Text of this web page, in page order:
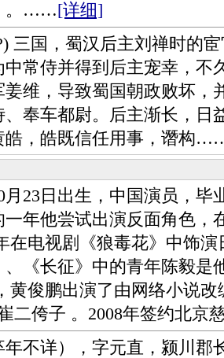
。……[详细]
国，蜀汉后主刘禅时的宦
常侍并得到后主宠幸，不
维，导致蜀国朝政败坏，
奉车都尉。后主渐长，日
皓，皓既信任用事，谮构
日出生，中国演员，毕
一年他尝试出演反面角色，
在电视剧《狼毒花》中饰
《长征》中的青年陈毅是
黄俊鹏出演了由网络小说
二侉子 。2008年签约北
详），字元直，颍川郡